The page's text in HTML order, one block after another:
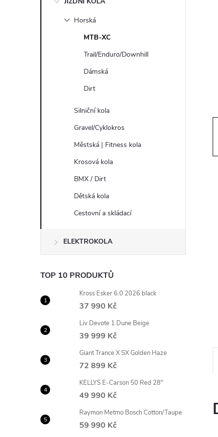
n
e
l
Horská
MTB-XC
Trail/Enduro/Downhill
Dámská
Dirt
Silniční kola
Gravel/Cyklokros
Městská | Fitness kola
Krosová kola
BMX / Dirt
Dětská kola
Cestovní a skládací
ELEKTROKOLA
TOP 10 PRODUKTŮ
Kross Esker 6.0 2026 black
37 990 Kč
Liv Devote 1 Dune Beige
39 999 Kč
Giant Trance X SX Golden Haze
72 899 Kč
KELLYS E-Carson 50 Red 28"
49 990 Kč
Raymon Metmo Bosch Cotton/Taupe
59 990 Kč